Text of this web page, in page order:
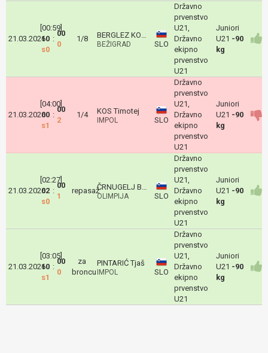
21.03.2026
[00:59]
10
s0
:
00
0
1/8 BERGLEZ KOS Val
BEŽIGRAD SLO
Državno
prvenstvo
U21,
Državno
ekipno
prvenstvo
U21
Juniori
U21 -90
kg
21.03.2026
[04:00]
00
s1
:
00
2
1/4 KOS Timotej
IMPOL SLO
Državno
prvenstvo
U21,
Državno
ekipno
prvenstvo
U21
Juniori
U21 -90
kg
21.03.2026
[02:27]
02
s0
:
00
1
repasaž ČRNUGELJ BRAČUN Yuri
OLIMPIJA SLO
Državno
prvenstvo
U21,
Državno
ekipno
prvenstvo
U21
Juniori
U21 -90
kg
21.03.2026
[03:05]
10
s1
:
00
0
za
broncu
PINTARIĆ Tjaš
IMPOL SLO
Državno
prvenstvo
U21,
Državno
ekipno
prvenstvo
U21
Juniori
U21 -90
kg